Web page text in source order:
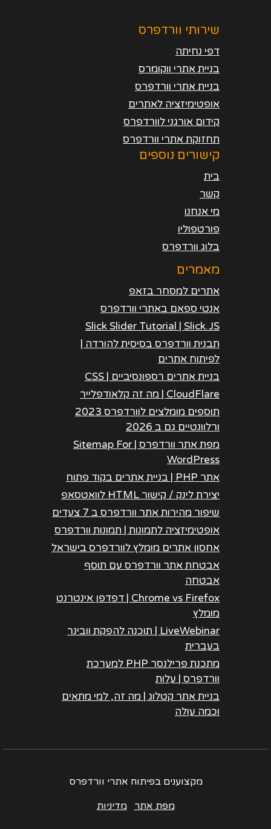
שירותי וורדפרס
דפי נחיתה
בניית אתרי ווקומרס
בניית אתרי וורדפרס
אופטימיזציה לאתרים
קידום אורגני לוורדפרס
תחזוקת אתרי וורדפרס
קישורים נוספים
בית
קשר
מי אנחנו
פורטפוליו
בלוג וורדפרס
מאמרים
אתרים למסחר בזאפ
אנטי ספאם באתרי וורדפרס
Slick Slider Tutorial | Slick.JS
תבנית וורדפרס בסיסית להורדה |
לפיתוח אתרים
בניית אתרים רספונסיביים | CSS
CloudFlare | מה זה קלאודפלייר
תוספים מומלצים לוורדפרס 2023
ורלוונטיים גם ב 2026
מפת אתר וורדפרס | Sitemap For
WordPress
אתר PHP | בניית אתרים בקוד פתוח
יצירת לינק / קישור HTML לוואטסאפ
שיפור מהירות אתר וורדפרס ב 7 צעדים
אופטימיזציה לתמונות | תמונות וורדפרס
אחסון אתרים מומלץ לוורדפרס בישראל
אבטחת אתר וורדפרס עם תוסף
אבטחה
Chrome vs Firefox | דפדפן אינטרנט
מומלץ
LiveWebinar | תוכנה להפקת וובינר
בעברית
מתכנת פרילנסר PHP למערכת
וורדפרס | עלות
בניית אתר קטלוג | מה זה, למי מתאים
וכמה עולה
מקצוענים בפיתוח אתרי וורדפרס
מפת אתר
מדיניות